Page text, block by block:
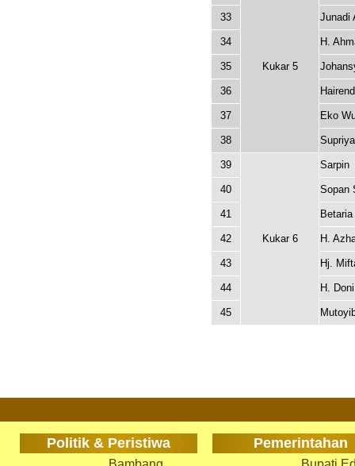
Kukar 5
33 Junadi
34 H.
35
36
37 Eko
38
39
Kukar 6
Sarpin
40 Sopan
41
42 H.
43 Hj.
44 H.
45
Politik & Peristiwa Pemerintahan